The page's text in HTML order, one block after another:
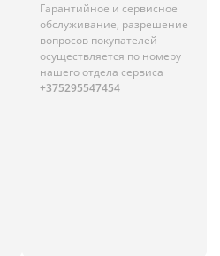
Гарантийное и сервисное
обслуживание, разрешение
вопросов покупателей
осуществляется по номеру
нашего отдела сервиса
+375295547454